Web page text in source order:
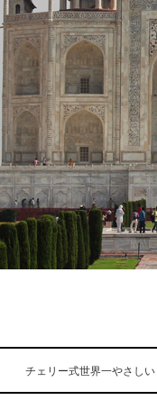
チェリー式世界一やさし